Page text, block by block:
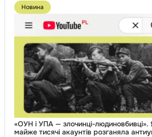
публікації
УПА
злочинці-
людиновбивці».
мережа
майже
тисячі
акаунтів
розганяла
антиукраїнські
настрої
Новина
«ОУН і УПА — злочинці-
майже тисячі акаунтів розганяла